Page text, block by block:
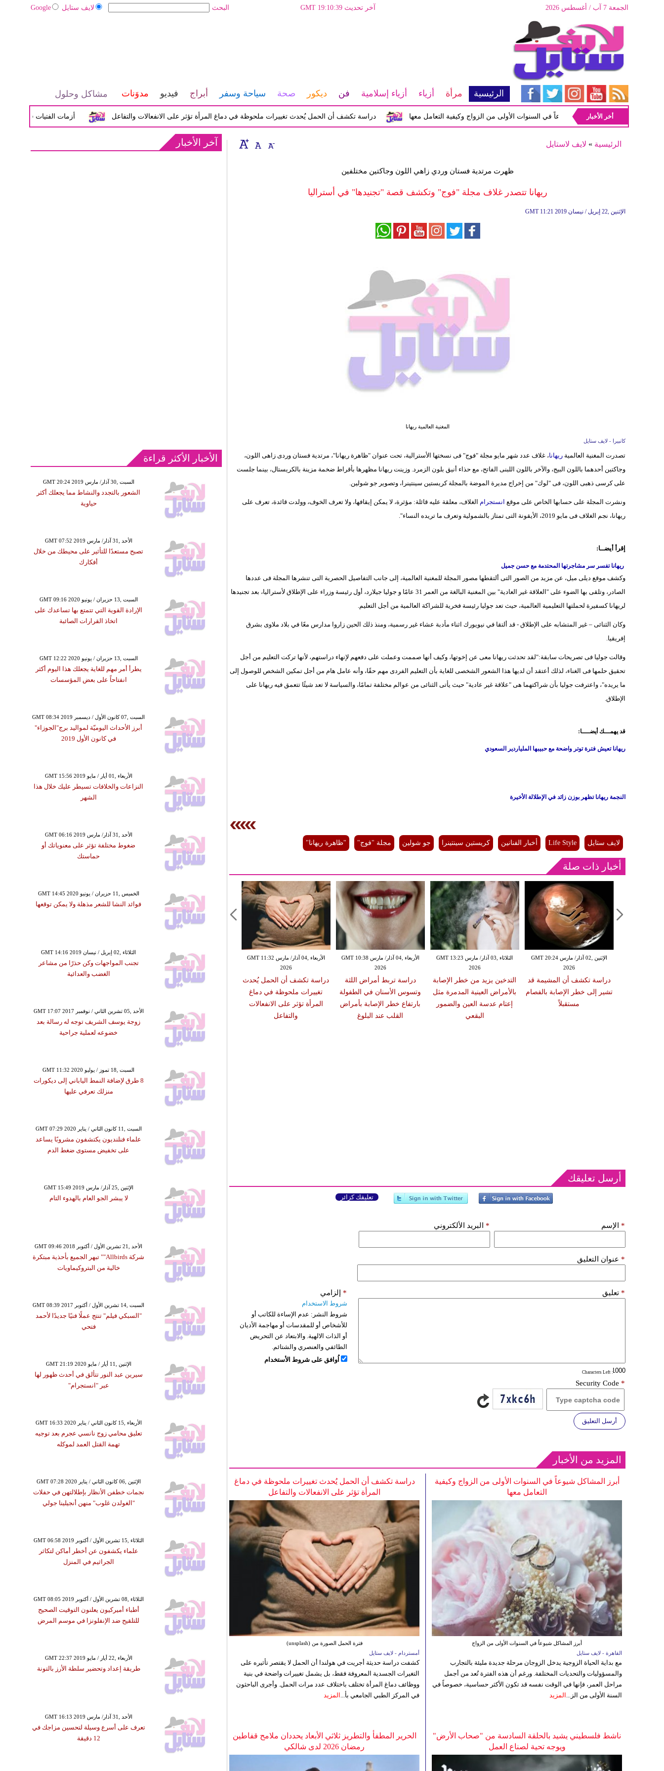
لايف ستايل Google البحث آخر تحديث GMT 19:10:39 الجمعة 7 آب / أغسطس 2026
الرئيسية مرأة أزياء أزياء إسلامية فن ديكور صحة سياحة وسفر أبراج فيديو مدوَنات مشاكل وحلول
أزمات الفتيات في سن المراهقة دراسة تكشف أن الحمل يُحدث تغييرات ملحوظة في دماغ المرأة تؤثر على الانفعالات والتفاعل أبرز المشاكل شيوعاً في السنوات الأولى من الزواج وكيفية التعامل معها
أخر الأخبار
الرئيسية » لايف لاستايل
ظهرت مرتدية فستان وردي زاهي اللون وجاكتين مختلفين
ريهانا تتصدر غلاف مجلة "فوج" وتكشف قصة "تجنيدها" في أستراليا
GMT 11:21 2019 الإثنين ,22 إبريل / نيسان
المغنية العالمية ريهانا
كانبيرا - لايف ستايل
تصدرت المغنية العالمية ريهانا، غلاف عدد شهر مايو مجلة "فوج" فى نسختها الأسترالية، تحت عنوان "ظاهرة ريهانا"، مرتدية فستان وردى زاهى اللون،
وجاكتين أحدهما باللون البيج، والآخر باللون اللبنى الفاتح، مع حذاء أنيق بلون الزمرد. وزينت ريهانا مظهرها بأقراط ضخمة مزينة بالكريستال، بينما جلست
على كرسى ذهبى اللون، فى "لوك" من إخراج مديرة الموضة بالمجلة كريستين سينتينرا، وتصوير جو شولين.
ونشرت المجلة على حسابها الخاص على موقع انستجرام الغلاف، معلقة عليه قائلة: مؤثرة، لا يمكن إيقافها، ولا تعرف الخوف، وولدت قائدة، تعرف على
ريهانا، نجم الغلاف فى مايو 2019، الأيقونة التى تمتاز بالشمولية وتعرف ما تريده النساء".
إقرأ أيضــا:
ريهانا تفسر سر مشاجرتها المحتدمة مع حسن جميل
وكشف موقع ديلى ميل، عن مزيد من الصور التى ألتقطها مصور المجلة للمغنية العالمية، إلى جانب التفاصيل الحصرية التى تنشرها المجلة فى عددها
الصادر، وتلقى بها الضوء على "العلاقة غير العادية" بين المغنية البالغة من العمر 31 عامًا و جوليا جيلارد، أول رئيسة وزراء على الإطلاق لأستراليا، بعد تجنيدها
لريهانا كسفيرة لحملتها التعليمية العالمية، حيث تعد جوليا رئيسة فخرية للشراكة العالمية من أجل التعليم.
وكان الثنائى – غير المتشابه على الإطلاق - قد ألتقا في نيويورك اثناء مأدبة عشاء غير رسمية، ومنذ ذلك الحين زاروا مدارس معًا في بلاد ملاوى بشرق
إفريقيا.
وقالت جوليا فى تصريحات سابقة:"لقد تحدثت ريهانا معى عن إخوتها، وكيف أنها صممت وعملت على دفعهم لإنهاء دراستهم، لأنها تركت التعليم من أجل
تحقيق حلمها فى الغناء، لذلك أعتقد أن لديها هذا الشعور الشخصى للغاية بأن التعليم الفردى مهم حقًا، وأنه عامل هام من أجل تمكين الشخص للوصول إلى
ما يريده"، واعترفت جوليا بأن شراكتهما هى "علاقة غير عادية" حيث يأتى الثنائى من عوالم مختلفة تمامًا، والسياسة لا تعد شيئًا تتعمق فيه ريهانا على
الإطلاق.
قد يهمـــك أيضــــا:
ريهانا تعيش فترة توتر واضحة مع حبيبها الملياردير السعودي
النجمة ريهانا تظهر بوزن زائد في الإطلالة الأخيرة
لايف ستايل Life Style أخبار الفنانين كريستين سينتينرا جو شولين مجلة "فوج" "ظاهرة ريهانا"
أخبار ذات صلة
الأربعاء ,04 آذار/ مارس GMT 11:32
2026
دراسة تكشف أن الحمل يُحدث
تغييرات ملحوظة في دماغ
المرأة تؤثر على الانفعالات
والتفاعل
الأربعاء ,04 آذار/ مارس GMT 10:38
2026
دراسة تربط أمراض اللثة
وتسوس الأسنان في الطفولة
بارتفاع خطر الإصابة بأمراض
القلب عند البلوغ
الثلاثاء ,03 آذار/ مارس GMT 13:23
2026
التدخين يزيد من خطر الإصابة
بالأمراض العينية المدمرة مثل
إعتام عدسة العين والضمور
البقعي
الإثنين ,02 آذار/ مارس GMT 20:24
2026
دراسة تكشف أن المشيمة قد
تشير إلى خطر الإصابة بالفصام
مستقبلاً
أرسل تعليقك
تعليقك كزائر
الإسم * البريد الألكتروني *
عنوان التعليق *
تعليق *
: Characters Left
إلزامي *
شروط الاستخدام
شروط النشر: عدم الإساءة للكاتب أو
للأشخاص أو للمقدسات أو مهاجمة الأديان
أو الذات الالهية. والابتعاد عن التحريض
الطائفي والعنصري والشتائم.
اُوافق على شروط الأستخدام
Security Code *
أرسل التعليق
المزيد من الأخبار
دراسة تكشف أن الحمل يُحدث تغييرات ملحوظة في دماغ
المرأة تؤثر على الانفعالات والتفاعل
فترة الحمل الصورة من (unsplash)
أمستردام - لايف ستايل
كشفت دراسة حديثة أجريت في هولندا أن الحمل لا يقتصر تأثيره على
التغيرات الجسدية المعروفة فقط، بل يشمل تغييرات واضحة في بنية
ووظائف دماغ المرأة تختلف باختلاف عدد مرات الحمل. وأجرى الباحثون
في المركز الطبي الجامعي بأ... المزيد
أبرز المشاكل شيوعاً في السنوات الأولى من الزواج وكيفية
التعامل معها
أبرز المشاكل شيوعاً في السنوات الأولى من الزواج
القاهرة - لايف ستايل
مع بداية الحياة الزوجية يدخل الزوجان مرحلة جديدة مليئة بالتجارب
والمسؤوليات والتحديات المختلفة. ورغم أن هذه الفترة تُعد من أجمل
مراحل العمر، فإنها في الوقت نفسه قد تكون الأكثر حساسية، خصوصاً في
السنة الأولى من الز... المزيد
الحرير المطفأ والتطريز ثلاثي الأبعاد يحددان ملامح قفاطين
رمضان 2026 لدى شالكي
ناشط فلسطيني يشيد بالحلقة السادسة من "صحاب الأرض"
ويوجه تحية لصناع العمل
آخر الأخبار
الأخبار الأكثر قراءة
GMT 20:24 2019 السبت ,30 آذار/ مارس
الشعور بالتجدد والنشاط مما يجعلك أكثر
حياوية
GMT 07:52 2019 الأحد ,31 آذار/ مارس
تصبح مستعدًا للتأثير على محيطك من خلال
أفكارك
GMT 09:16 2020 السبت ,13 حزيران / يونيو
الإرادة القوية التي تتمتع بها تساعدك على
اتخاذ القرارات الصائبة
GMT 12:22 2020 السبت ,13 حزيران / يونيو
يطرأ أمر مهم للغاية يجعلك هذا اليوم أكثر
انفتاحاً على بعض المؤسسات
GMT 08:34 2019 السبت ,07 كانون الأول / ديسمبر
أبرز الأحداث اليوميّة لمواليد برج"الجوزاء"
في كانون الأول 2019
GMT 15:56 2019 الأربعاء ,01 أيار / مايو
النزاعات والخلافات تسيطر عليك خلال هذا
الشهر
GMT 06:16 2019 الأحد ,31 آذار/ مارس
ضغوط مختلفة تؤثر على معنوياتك أو
حماستك
GMT 14:45 2020 الخميس ,11 حزيران / يونيو
فوائد النشا للشعر مذهلة ولا يمكن توقعها
GMT 14:16 2019 الثلاثاء ,02 إبريل / نيسان
تجنب المواجهات وكن حذرًا من مشاعر
الغضب والعدائية
GMT 17:07 2017 الأحد ,05 تشرين الثاني / نوفمبر
زوجة يوسف الشريف توجه له رسالة بعد
خضوعه لعملية جراحية
GMT 11:32 2020 السبت ,18 تموز / يوليو
8 طرق لإضافة النمط الياباني إلى ديكورات
منزلك تعرفي عليها
GMT 07:29 2020 السبت ,11 كانون الثاني / يناير
علماء فنلنديون يكتشفون مشروبًا يساعد
على تخفيض مستوى ضغط الدم
GMT 15:49 2019 الإثنين ,25 آذار/ مارس
لا يبشر الجو العام بالهدوء التام
GMT 09:46 2018 الأحد ,21 تشرين الأول / أكتوبر
شركة Allbirds"" تبهر الجميع بأحذية مبتكرة
خالية من البتروكيماويات
GMT 08:39 2017 السبت ,14 تشرين الأول / أكتوبر
"السبكي فيلم" تنتج عملًا فنيًا جديدًا لأحمد
فتحي
GMT 21:19 2020 الإثنين ,11 أيار / مايو
سيرين عبد النور تتألق في أحدث ظهور لها
عبر "انستجرام"
GMT 16:33 2020 الأربعاء ,15 كانون الثاني / يناير
تعليق محامي زوج نانسي عجرم بعد توجيه
تهمة القتل العمد لموكله
GMT 07:28 2020 الإثنين ,06 كانون الثاني / يناير
نجمات خطفن الأنظار بإطلالتهن في حفلات
"الغولدن غلوب" منهن أنجيلينا جولي
GMT 06:58 2019 الثلاثاء ,15 تشرين الأول / أكتوبر
علماء يكشفون عن أخطر أماكن لتكاثر
الجراثيم في المنزل
GMT 08:05 2019 الثلاثاء ,08 تشرين الأول / أكتوبر
أطباء أميركيون يعلنون التوقيت الصحيح
للتلقيح ضد الإنفلونزا في موسم المرض
GMT 22:37 2019 الأربعاء ,22 أيار / مايو
طريقة إعداد وتحضير سلطة الأرز بالتونة
GMT 16:13 2019 الأحد ,31 آذار/ مارس
تعرف على أسرع وسيلة لتحسين مزاجك في
12 دقيقة